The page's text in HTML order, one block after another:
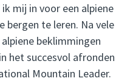
mij in voor een alpiene
bergen te leren. Na vele
beklimmingen
het succesvol afronden
Mountain Leader.